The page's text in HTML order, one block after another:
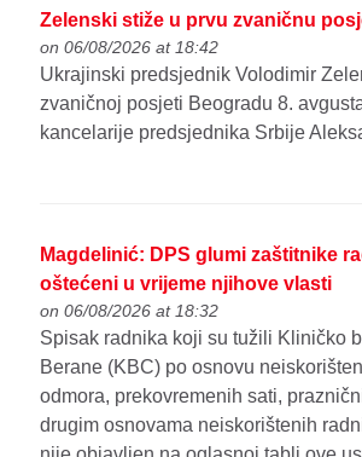
Zelenski stiže u prvu zvaničnu
on 06/08/2026 at 18:42
Ukrajinski predsjednik Volodimir
zvaničnoj posjeti Beogradu 8.
kancelarije predsjednika Srbije
Magdelinić: DPS glumi zaštitnike
oštećeni u vrijeme njihove vlasti
on 06/08/2026 at 18:32
Spisak radnika koji su tužili Kliničko
Berane (KBC) po osnovu
odmora, prekovremenih sati,
drugim osnovama neiskorištenih